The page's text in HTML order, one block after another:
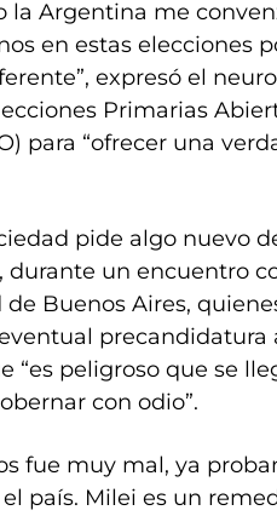
la Argentina me
en estas elecciones
expresó el
Primarias
para “ofrecer una
pide algo nuevo
durante un encuentro
Buenos Aires,
precandidatura
“es peligroso que se
con odio”.
fue muy mal, ya
país. Milei es un